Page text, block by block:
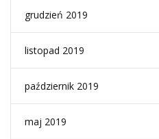
grudzień 2019
listopad 2019
październik 2019
maj 2019